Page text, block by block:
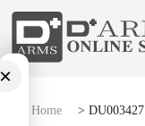
Home > DU003427
×